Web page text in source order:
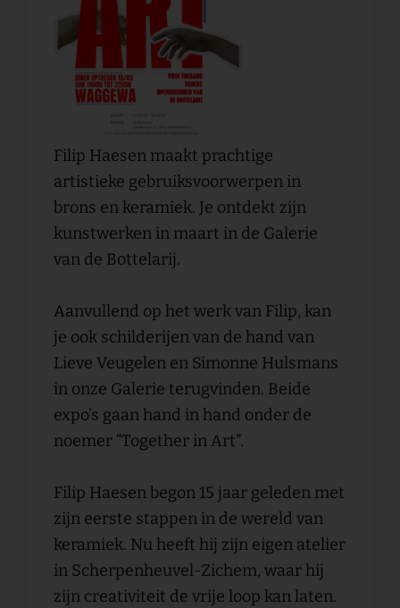
Filip Haesen maakt prachtige
artistieke gebruiksvoorwerpen in
brons en keramiek. Je ontdekt zijn
kunstwerken in maart in de Galerie
van de Bottelarij.
Aanvullend op het werk van Filip, kan
je ook schilderijen van de hand van
Lieve Veugelen en Simonne Hulsmans
in onze Galerie terugvinden. Beide
expo’s gaan hand in hand onder de
noemer “Together in Art”.
Filip Haesen begon 15 jaar geleden met
zijn eerste stappen in de wereld van
keramiek. Nu heeft hij zijn eigen atelier
in Scherpenheuvel-Zichem, waar hij
zijn creativiteit de vrije loop kan laten.